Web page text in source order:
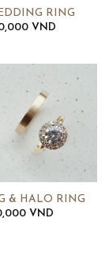
RING
VND
& HALO RING
VND